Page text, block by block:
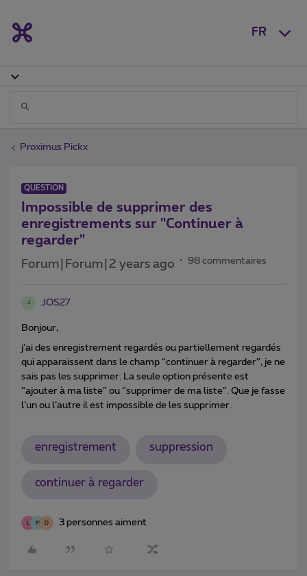
FR
Proximus Pickx
QUESTION
Impossible de supprimer des
enregistrements sur "Continuer à
regarder"
Forum|Forum|2 years ago 98 commentaires
J JOS27
Bonjour,
j’ai des enregistrement regardés ou partiellement regardés
qui apparaissent dans le champ “continuer à regarder”, je ne
sais pas les supprimer. La seule option présente est
“ajouter à ma liste” ou “supprimer de ma liste”. Que je fasse
l’un ou l’autre il est impossible de les supprimer.
enregistrement suppression
continuer à regarder
L M D 3 personnes aiment